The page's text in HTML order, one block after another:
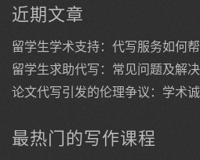
近期文章
留学生学术支持：代写服务如何
留学生求助代写：常见问题及解
论文代写引发的伦理争议：学术
最热门的写作课程